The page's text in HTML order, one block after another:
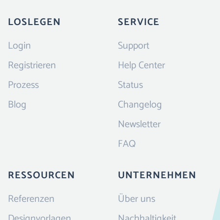
LOSLEGEN
Login
Registrieren
Prozess
Blog
SERVICE
Support
Help Center
Status
Changelog
Newsletter
FAQ
RESSOURCEN
Referenzen
UNTERNEHMEN
Über uns